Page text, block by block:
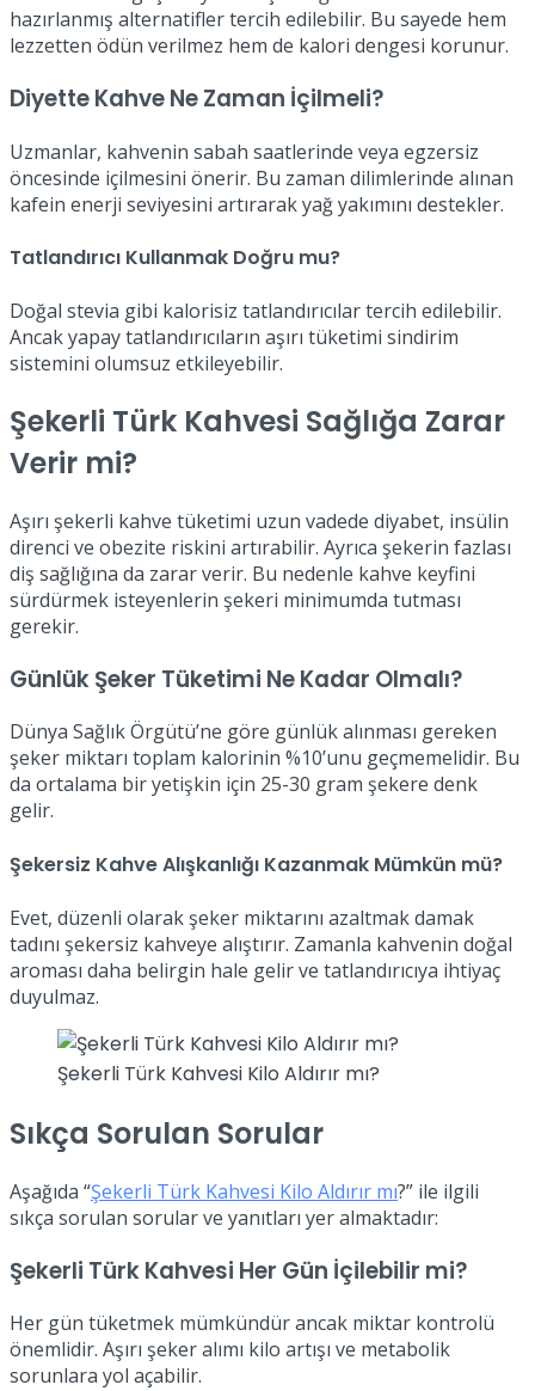
hazırlanmış alternatifler tercih edilebilir. Bu sayede hem
lezzetten ödün verilmez hem de kalori dengesi korunur.
Diyette Kahve Ne Zaman İçilmeli?
Uzmanlar, kahvenin sabah saatlerinde veya egzersiz
öncesinde içilmesini önerir. Bu zaman dilimlerinde alınan
kafein enerji seviyesini artırarak yağ yakımını destekler.
Tatlandırıcı Kullanmak Doğru mu?
Doğal stevia gibi kalorisiz tatlandırıcılar tercih edilebilir.
Ancak yapay tatlandırıcıların aşırı tüketimi sindirim
sistemini olumsuz etkileyebilir.
Şekerli Türk Kahvesi Sağlığa Zarar
Verir mi?
Aşırı şekerli kahve tüketimi uzun vadede diyabet, insülin
direnci ve obezite riskini artırabilir. Ayrıca şekerin fazlası
diş sağlığına da zarar verir. Bu nedenle kahve keyfini
sürdürmek isteyenlerin şekeri minimumda tutması
gerekir.
Günlük Şeker Tüketimi Ne Kadar Olmalı?
Dünya Sağlık Örgütü’ne göre günlük alınması gereken
şeker miktarı toplam kalorinin %10’unu geçmemelidir. Bu
da ortalama bir yetişkin için 25-30 gram şekere denk
gelir.
Şekersiz Kahve Alışkanlığı Kazanmak Mümkün mü?
Evet, düzenli olarak şeker miktarını azaltmak damak
tadını şekersiz kahveye alıştırır. Zamanla kahvenin doğal
aroması daha belirgin hale gelir ve tatlandırıcıya ihtiyaç
duyulmaz.
Şekerli Türk Kahvesi Kilo Aldırır mı?
Sıkça Sorulan Sorular
Aşağıda “Şekerli Türk Kahvesi Kilo Aldırır mı?” ile ilgili
sıkça sorulan sorular ve yanıtları yer almaktadır:
Şekerli Türk Kahvesi Her Gün İçilebilir mi?
Her gün tüketmek mümkündür ancak miktar kontrolü
önemlidir. Aşırı şeker alımı kilo artışı ve metabolik
sorunlara yol açabilir.